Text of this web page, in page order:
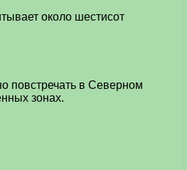
около шестисот
повстречать в Северном
зонах.